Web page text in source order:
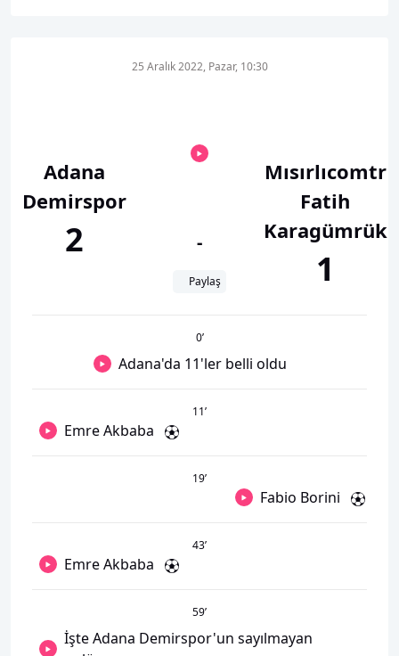
Adana
Demirspor
2
25 Aralık 2022, Pazar, 10:30
-
Paylaş
Mısırlıcomtr
Fatih
Karagümrük
1
0’
Adana'da 11'ler belli oldu
11’
Emre Akbaba
19’
Fabio Borini
43’
Emre Akbaba
59’
İşte Adana Demirspor'un sayılmayan